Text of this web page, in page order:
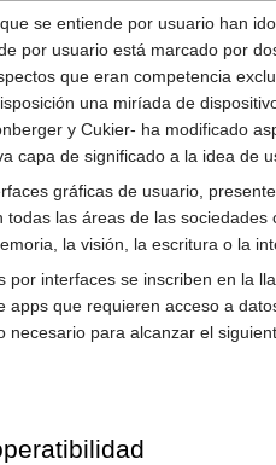
se entiende por usuario han
por usuario está marcado por
que eran competencia
una miríada de
y Cukier- ha modificado
capa de significado a la idea de
gráficas de usuario,
todas las áreas de las
la visión, la escritura o la
por interfaces se inscriben en la
apps que requieren acceso a
necesario para alcanzar el